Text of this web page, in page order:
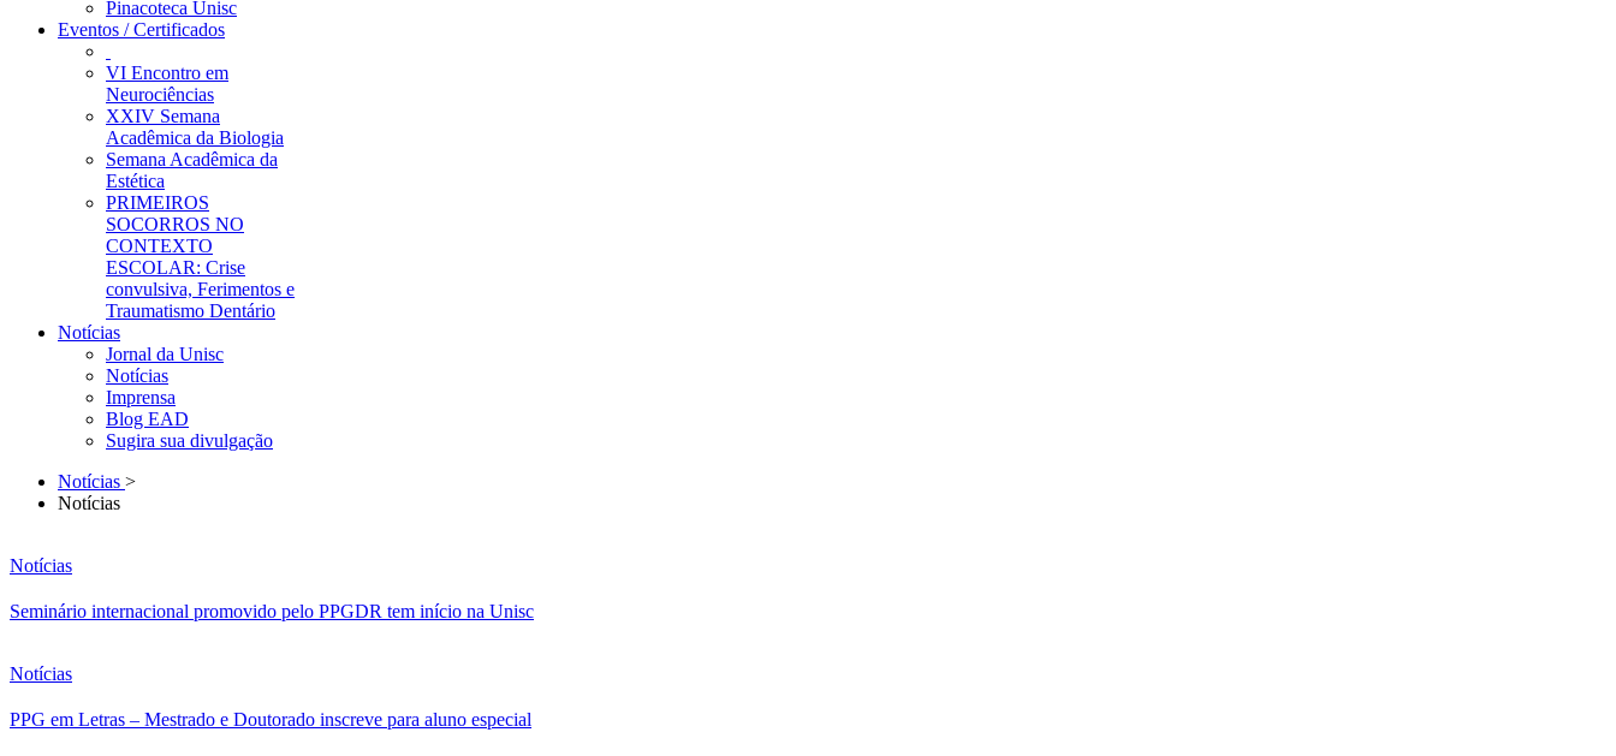
Pinacoteca Unisc
Eventos / Certificados
VI Encontro em
Neurociências
XXIV Semana
Acadêmica da Biologia
Semana Acadêmica da
Estética
PRIMEIROS
SOCORROS NO
CONTEXTO
ESCOLAR: Crise
convulsiva, Ferimentos e
Traumatismo Dentário
Notícias
Jornal da Unisc
Notícias
Imprensa
Blog EAD
Sugira sua divulgação
Notícias >
Notícias
Notícias
Seminário internacional promovido pelo PPGDR tem início na Unisc
Notícias
PPG em Letras – Mestrado e Doutorado inscreve para aluno especial